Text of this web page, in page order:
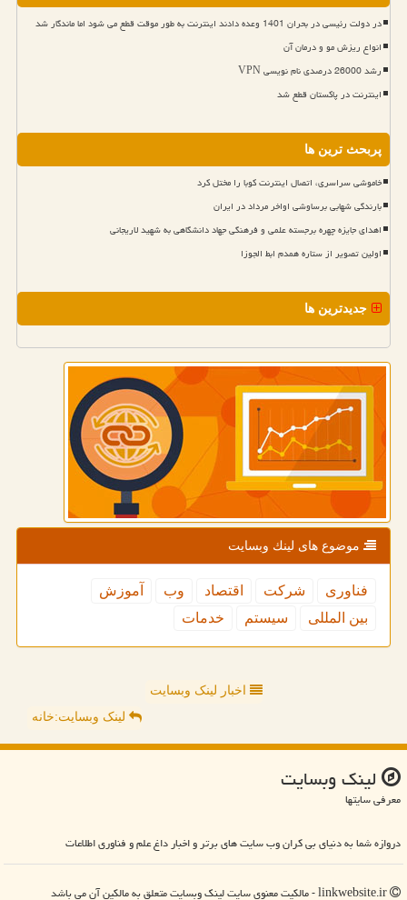
در دولت رئیسی در بحران 1401 وعده دادند اینترنت به طور موقت قطع می شود اما ماندگار شد
انواع ریزش مو و درمان آن
رشد 26000 درصدی نام نویسی VPN
اینترنت در پاکستان قطع شد
پربحث ترین ها
خاموشی سراسری، اتصال اینترنت کوبا را مختل کرد
بارندگی شهابی برساوشی اواخر مرداد در ایران
اهدای جایزه چهره برجسته علمی و فرهنگی جهاد دانشگاهی به شهید لاریجانی
اولین تصویر از ستاره همدم ابط الجوزا
جدیدترین ها
موضوع های لینك وبسایت
فناوری شركت اقتصاد وب
آموزش
بین المللی
سیستم خدمات
اخبار لینک وبسایت
لینک وبسایت:خانه
لینك وبسایت
معرفی سایتها
دروازه شما به دنیای بی کران وب سایت های برتر و اخبار داغ علم و فناوری اطلاعات